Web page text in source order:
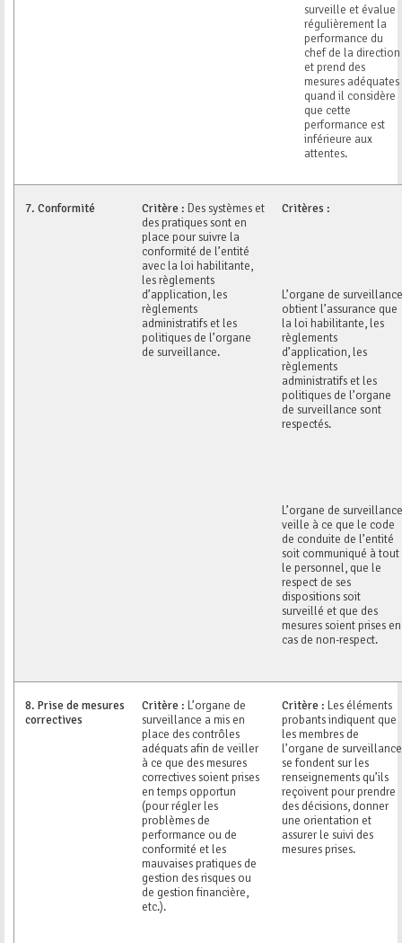
surveille et évalue
régulièrement la
performance du
chef de la direction
et prend des
mesures adéquates
quand il considère
que cette
performance est
inférieure aux
attentes.
7. Conformité Critère : Des systèmes et
des pratiques sont en
place pour suivre la
conformité de l’entité
avec la loi habilitante,
les règlements
d’application, les
règlements
administratifs et les
politiques de l’organe
de surveillance.
Critères :
L’organe de surveillance
obtient l’assurance que
la loi habilitante, les
règlements
d’application, les
règlements
administratifs et les
politiques de l’organe
de surveillance sont
respectés.
L’organe de surveillance
veille à ce que le code
de conduite de l’entité
soit communiqué à tout
le personnel, que le
respect de ses
dispositions soit
surveillé et que des
mesures soient prises en
cas de non-respect.
8. Prise de mesures
correctives
Critère : L’organe de
surveillance a mis en
place des contrôles
adéquats afin de veiller
à ce que des mesures
correctives soient prises
en temps opportun
(pour régler les
problèmes de
performance ou de
conformité et les
mauvaises pratiques de
gestion des risques ou
de gestion financière,
etc.).
Critère : Les éléments
probants indiquent que
les membres de
l’organe de surveillance
se fondent sur les
renseignements qu’ils
reçoivent pour prendre
des décisions, donner
une orientation et
assurer le suivi des
mesures prises.